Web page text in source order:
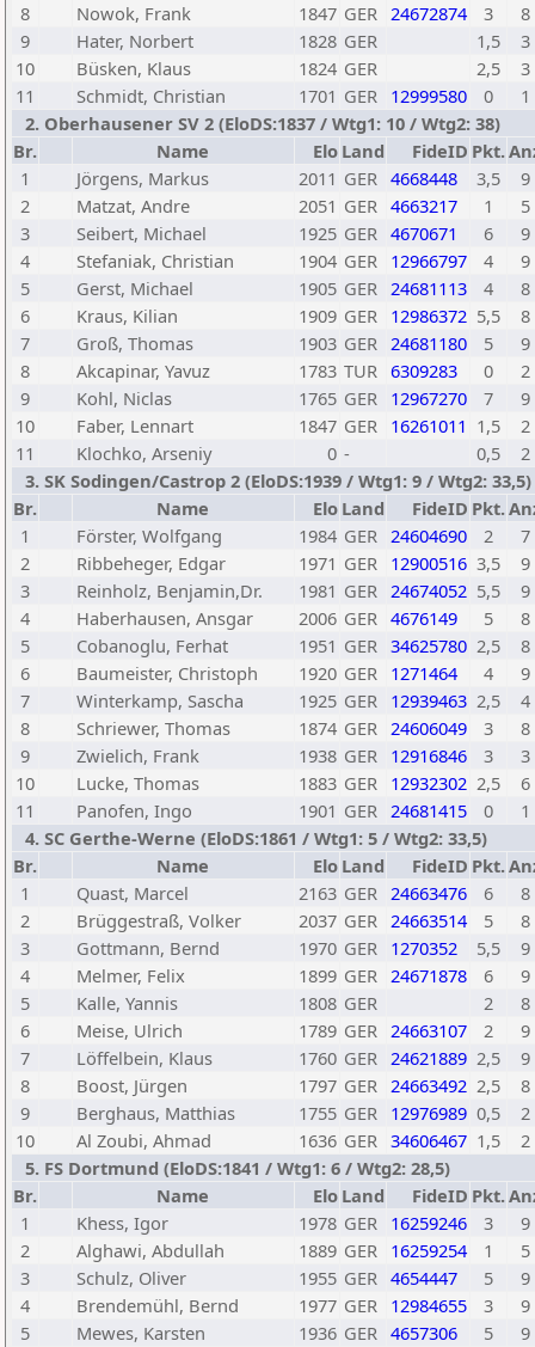
8
Nowok, Frank 1847 GER 24672874 3
8
9
Hater, Norbert 1828 GER 1,5
3
10
Büsken, Klaus 1824 GER 2,5
3
11
Schmidt, Christian 1701 GER 12999580 0
1
2. Oberhausener SV 2 (EloDS:1837 / Wtg1: 10 / Wtg2: 38)
Br.
Name Elo Land FideID Pkt.
1
Jörgens, Markus 2011 GER 4668448 3,5
9
2
Matzat, Andre 2051 GER 4663217 1
5
3
Seibert, Michael 1925 GER 4670671 6
9
4
Stefaniak, Christian 1904 GER 12966797 4
9
5
Gerst, Michael 1905 GER 24681113 4
8
6
Kraus, Kilian 1909 GER 12986372 5,5
8
7
Groß, Thomas 1903 GER 24681180 5
9
8
Akcapinar, Yavuz 1783 TUR 6309283 0
2
9
Kohl, Niclas 1765 GER 12967270 7
9
10
Faber, Lennart 1847 GER 16261011 1,5
2
11
Klochko, Arseniy 0 - 0,5
2
3. SK Sodingen/Castrop 2 (EloDS:1939 / Wtg1: 9 / Wtg2: 33,5)
Br.
Name Elo Land FideID Pkt.
1
Förster, Wolfgang 1984 GER 24604690 2
7
2
Ribbeheger, Edgar 1971 GER 12900516 3,5
9
3
Reinholz, Benjamin,Dr. 1981 GER 24674052 5,5
9
4
Haberhausen, Ansgar 2006 GER 4676149 5
8
5
Cobanoglu, Ferhat 1951 GER 34625780 2,5
8
6
Baumeister, Christoph 1920 GER 1271464 4
9
7
Winterkamp, Sascha 1925 GER 12939463 2,5
4
8
Schriewer, Thomas 1874 GER 24606049 3
8
9
Zwielich, Frank 1938 GER 12916846 3
3
10
Lucke, Thomas 1883 GER 12932302 2,5
6
11
Panofen, Ingo 1901 GER 24681415 0
1
4. SC Gerthe-Werne (EloDS:1861 / Wtg1: 5 / Wtg2: 33,5)
Br.
Name Elo Land FideID Pkt.
1
Quast, Marcel 2163 GER 24663476 6
8
2
Brüggestraß, Volker 2037 GER 24663514 5
8
3
Gottmann, Bernd 1970 GER 1270352 5,5
9
4
Melmer, Felix 1899 GER 24671878 6
9
5
Kalle, Yannis 1808 GER 2
8
6
Meise, Ulrich 1789 GER 24663107 2
9
7
Löffelbein, Klaus 1760 GER 24621889 2,5
9
8
Boost, Jürgen 1797 GER 24663492 2,5
8
9
Berghaus, Matthias 1755 GER 12976989 0,5
2
10
Al Zoubi, Ahmad 1636 GER 34606467 1,5
2
5. FS Dortmund (EloDS:1841 / Wtg1: 6 / Wtg2: 28,5)
Br.
Name Elo Land FideID Pkt.
1
Khess, Igor 1978 GER 16259246 3
9
2
Alghawi, Abdullah 1889 GER 16259254 1
5
3
Schulz, Oliver 1955 GER 4654447 5
9
4
Brendemühl, Bernd 1977 GER 12984655 3
9
5
Mewes, Karsten 1936 GER 4657306 5
9